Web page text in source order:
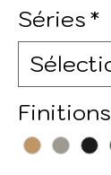
Séries*
Finitions